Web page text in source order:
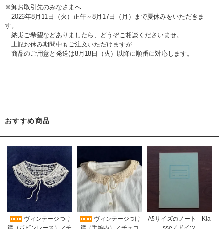
※卸お取引先のみなさまへ
2026年8月11日（火）正午～8月17日（月）まで夏休みをいただきま
す。
納期ご希望などありましたら、どうぞご相談くださいませ。
上記お休み期間中もご注文いただけますが
商品のご用意と発送は8月18日（火）以降に順番に対応します。
おすすめ商品
ヴィンテージつけ
襟（ボビンレース）／チ
ヴィンテージつけ
襟（手編み）／チェコ
A5サイズのノート Kla
sse／ドイツ